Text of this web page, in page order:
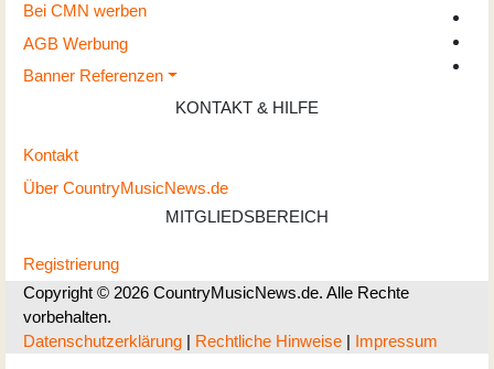
Bei CMN werben
AGB Werbung
Banner Referenzen
KONTAKT & HILFE
Kontakt
Über CountryMusicNews.de
MITGLIEDSBEREICH
Registrierung
Copyright © 2026 CountryMusicNews.de. Alle Rechte
vorbehalten.
Datenschutzerklärung | Rechtliche Hinweise | Impressum